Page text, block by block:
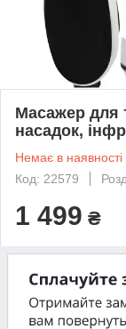
Масажер для
насадок,
Немає в наявності
Код: 22579
1 499 ₴